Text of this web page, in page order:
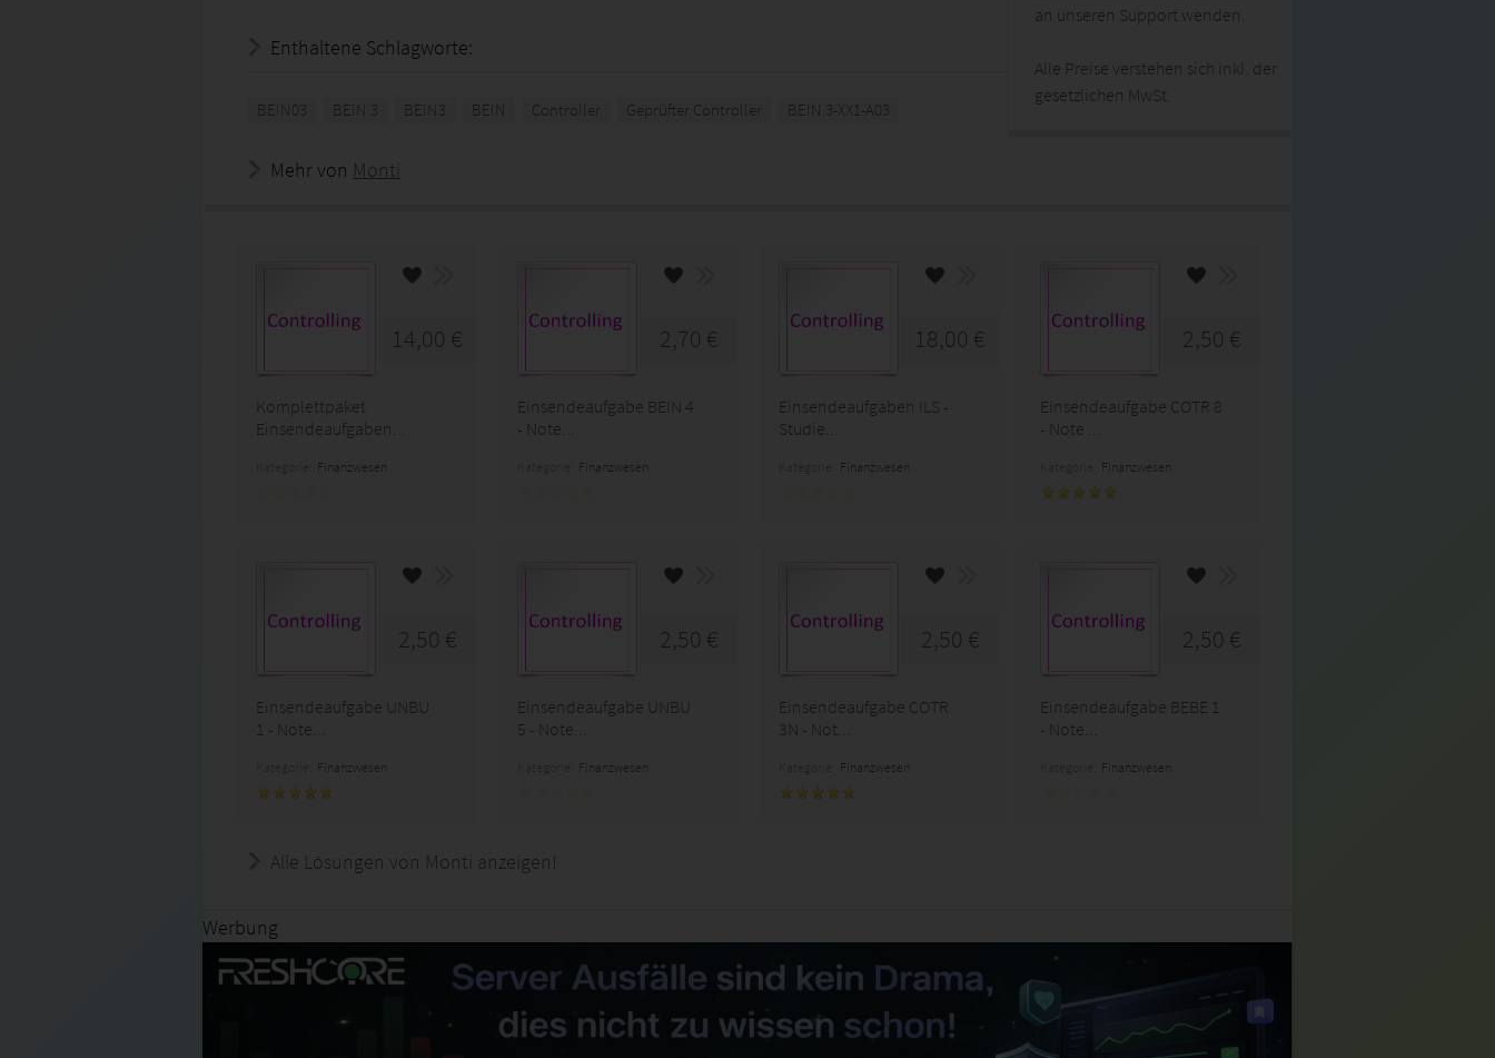
Enthaltene Schlagworte:
BEIN03 BEIN 3 BEIN3 BEIN Controller Geprüfter Controller BEIN 3-XX1-A03
an unseren Support wenden.
Alle Preise verstehen sich inkl. der
gesetzlichen MwSt.
Mehr von Monti
14,00 €
Komplettpaket
Einsendeaufgaben...
Finanzwesen
2,70 €
Einsendeaufgabe BEIN 4
- Note...
Finanzwesen
18,00 €
Einsendeaufgaben ILS -
Studie...
Finanzwesen
2,50 €
Einsendeaufgabe COTR 8
- Note ...
Finanzwesen
2,50 €
Einsendeaufgabe UNBU
1 - Note...
Finanzwesen
2,50 €
Einsendeaufgabe UNBU
5 - Note...
Finanzwesen
2,50 €
Einsendeaufgabe COTR
3N - Not...
Finanzwesen
2,50 €
Einsendeaufgabe BEBE 1
- Note...
Finanzwesen
Alle Lösungen von Monti anzeigen!
Werbung